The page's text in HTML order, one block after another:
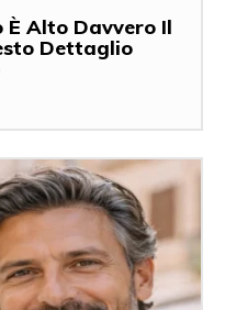
Alto Davvero Il
Dettaglio